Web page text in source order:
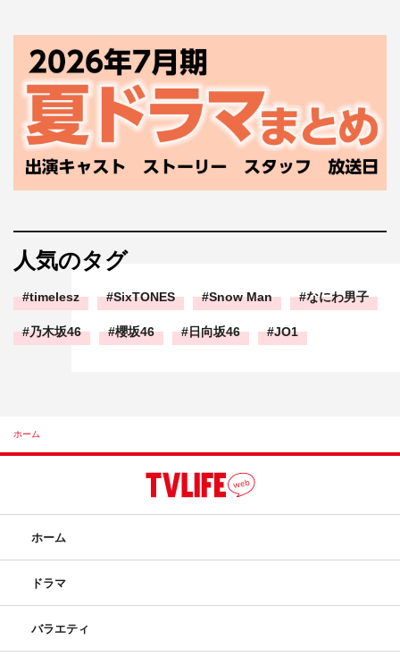
人気のタグ
timelesz SixTONES Snow Man なにわ男子
乃木坂46 櫻坂46 日向坂46 JO1
ホーム
ホーム
ドラマ
バラエティ